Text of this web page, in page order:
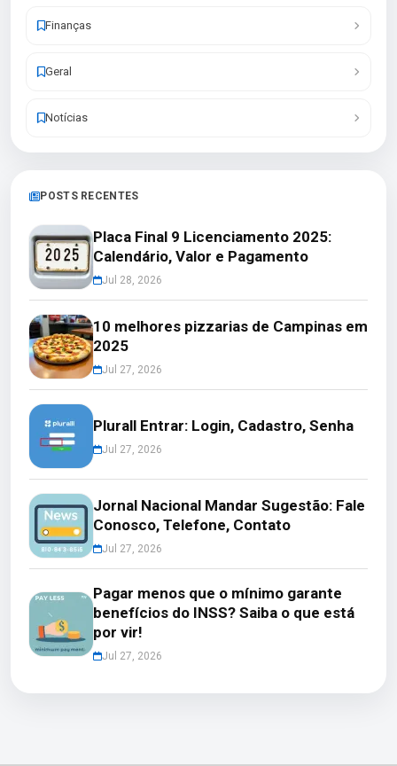
Finanças
Geral
Notícias
POSTS RECENTES
Placa Final 9 Licenciamento 2025:
Calendário, Valor e Pagamento
Jul 28, 2026
10 melhores pizzarias de Campinas em
2025
Jul 27, 2026
Plurall Entrar: Login, Cadastro, Senha
Jul 27, 2026
Jornal Nacional Mandar Sugestão: Fale
Conosco, Telefone, Contato
Jul 27, 2026
Pagar menos que o mínimo garante
benefícios do INSS? Saiba o que está
por vir!
Jul 27, 2026